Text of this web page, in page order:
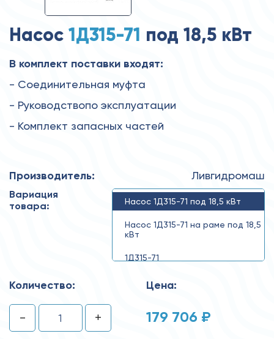
Насос 1Д315-71 под 18,5 кВт
В комплект поставки входят:
- Соединительная муфта
- Руководствопо эксплуатации
- Комплект запасных частей
Производитель: Ливгидромаш
Вариация
товара:
Насос 1Д315-71 под 18,5 кВт
Насос 1Д315-71 на раме под 18,5
кВт
1Д315-71
Количество:
- +
Цена:
179 706 ₽